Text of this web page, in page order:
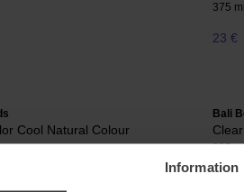
Information
375 ml
23 €
Cool Natural Colour
Bali
225